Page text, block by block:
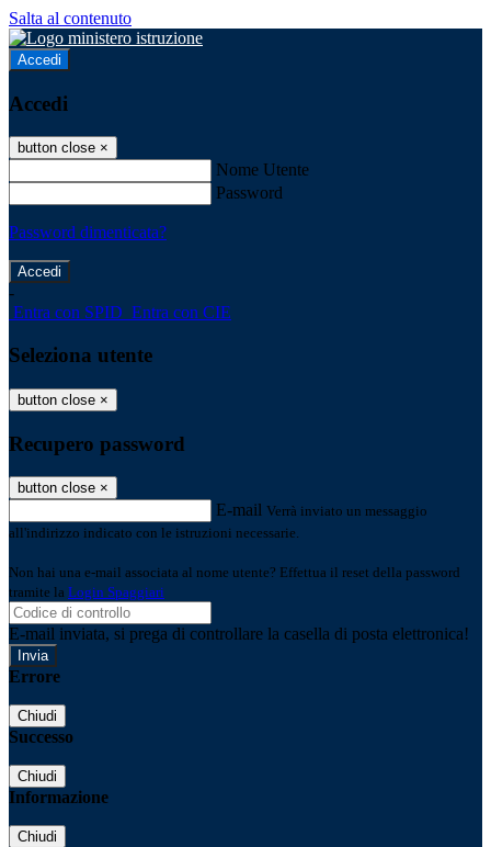
Salta al contenuto
Accedi
Accedi
button close ×
Nome Utente
Password
Password dimenticata?
-
Entra con SPID Entra con CIE
Seleziona utente
button close ×
Recupero password
button close ×
E-mail Verrà inviato un messaggio
all'indirizzo indicato con le istruzioni necessarie.
Non hai una e-mail associata al nome utente? Effettua il reset della password
tramite la Login Spaggiari
E-mail inviata, si prega di controllare la casella di posta elettronica!
Errore
Chiudi
Successo
Chiudi
Informazione
Chiudi